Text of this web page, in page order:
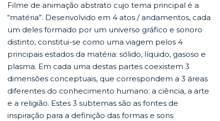
Filme de animação abstrato cujo tema principal é a
“matéria”. Desenvolvido em 4 atos / andamentos, cada
um deles formado por um universo gráfico e sonoro
distinto, constitui-se como uma viagem pelos 4
principais estados da matéria: sólido, líquido, gasoso e
plasma. Em cada uma destas partes coexistem 3
dimensões conceptuais, que correspondem a 3 áreas
diferentes do conhecimento humano: a ciência, a arte
e a religião. Estes 3 subtemas são as fontes de
inspiração para a definição das formas e sons